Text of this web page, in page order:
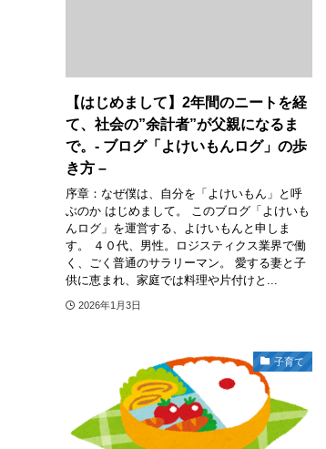
【はじめまして】2年間のニートを経
て、社会の”余計者”が父親になるま
で。- ブログ「よけいもんログ」の歩
き方 –
序章：なぜ僕は、自分を「よけいもん」と呼
ぶのか はじめまして。 このブログ「よけいも
んログ」を運営する、よけいもんと申しま
す。 ４０代、男性。ロジスティクス業界で働
く、ごく普通のサラリーマン。 愛する妻と子
供に恵まれ、家庭では料理や片付けと...
2026年1月3日
子育て